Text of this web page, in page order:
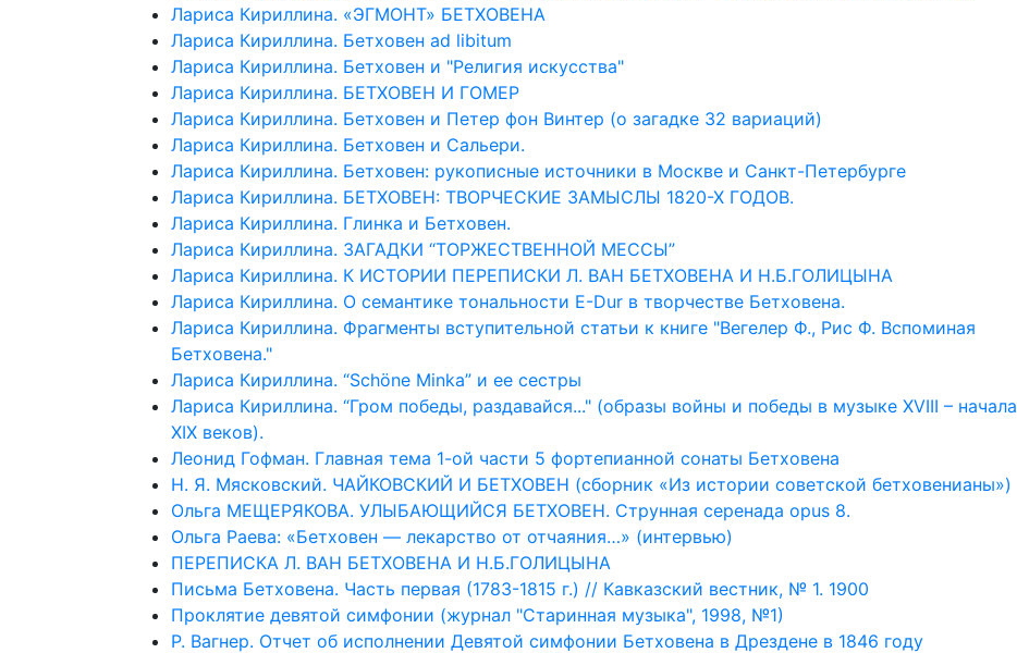
Лариса Кириллина. «ЭГМОНТ» БЕТХОВЕНА
Лариса Кириллина. Бетховен ad libitum
Лариса Кириллина. Бетховен и "Религия искусства"
Лариса Кириллина. БЕТХОВЕН И ГОМЕР
Лариса Кириллина. Бетховен и Петер фон Винтер (о загадке 32 вариаций)
Лариса Кириллина. Бетховен и Сальери.
Лариса Кириллина. Бетховен: рукописные источники в Москве и Санкт-Петербурге
Лариса Кириллина. БЕТХОВЕН: ТВОРЧЕСКИЕ ЗАМЫСЛЫ 1820-Х ГОДОВ.
Лариса Кириллина. Глинка и Бетховен.
Лариса Кириллина. ЗАГАДКИ “ТОРЖЕСТВЕННОЙ МЕССЫ”
Лариса Кириллина. К ИСТОРИИ ПЕРЕПИСКИ Л. ВАН БЕТХОВЕНА И Н.Б.ГОЛИЦЫНА
Лариса Кириллина. О семантике тональности E-Dur в творчестве Бетховена.
Лариса Кириллина. Фрагменты вступительной статьи к книге "Вегелер Ф., Рис Ф. Вспоминая
Бетховена."
Лариса Кириллина. “Schöne Minka” и ее сестры
Лариса Кириллина. “Гром победы, раздавайся..." (образы войны и победы в музыке XVIII – начала
XIX веков).
Леонид Гофман. Главная тема 1-ой части 5 фортепианной сонаты Бетховена
Н. Я. Мясковский. ЧАЙКОВСКИЙ И БЕТХОВЕН (сборник «Из истории советской бетховенианы»)
Ольга МЕЩЕРЯКОВА. УЛЫБАЮЩИЙСЯ БЕТХОВЕН. Струнная серенада opus 8.
Ольга Раева: «Бетховен — лекарство от отчаяния…» (интервью)
ПЕРЕПИСКА Л. ВАН БЕТХОВЕНА И Н.Б.ГОЛИЦЫНА
Письма Бетховена. Часть первая (1783-1815 г.) // Кавказский вестник, № 1. 1900
Проклятие девятой симфонии (журнал "Старинная музыка", 1998, №1)
Р. Вагнер. Отчет об исполнении Девятой симфонии Бетховена в Дрездене в 1846 году